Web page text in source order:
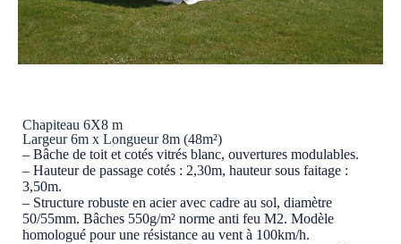
Chapiteau 6X8 m
Largeur 6m x Longueur 8m (48m²)
– Bâche de toit et cotés vitrés blanc, ouvertures modulables.
– Hauteur de passage cotés : 2,30m, hauteur sous faitage :
3,50m.
– Structure robuste en acier avec cadre au sol, diamètre
50/55mm. Bâches 550g/m² norme anti feu M2. Modèle
homologué pour une résistance au vent à 100km/h.